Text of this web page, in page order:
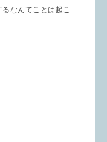
なんてことは起こ